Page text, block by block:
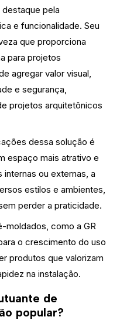
pela
e funcionalidade. Seu
que proporciona
para projetos
agregar valor visual,
e segurança,
projetos arquitetônicos
dessa solução é
espaço mais atrativo e
internas ou externas, a
estilos e ambientes,
perder a praticidade.
moldados, como a GR
o crescimento do uso
produtos que valorizam
na instalação.
de
popular?